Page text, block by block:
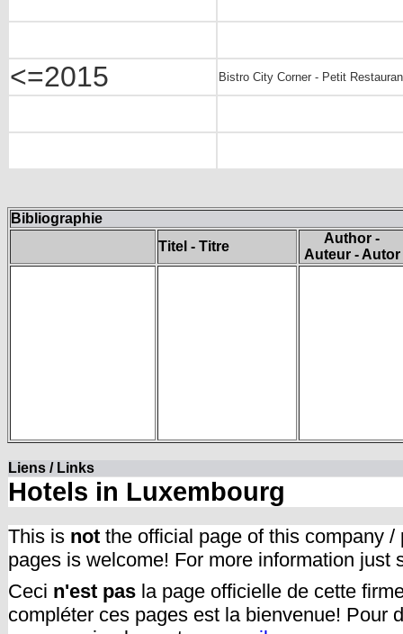
<=2015 Bistro City Corner - Petit
Bibliographie
Titel - Titre
Author -
Auteur - Autor
Liens / Links
Hotels in Luxembourg
This is not the official page of this company
pages is welcome! For more information just
Ceci n'est pas la page officielle de cette
compléter ces pages est la bienvenue! Pour